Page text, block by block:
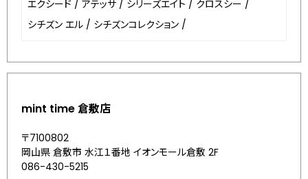
エクシード / アテッサ / シリーズエイト / クロスシー /
シチズン エル / シチズンコレクション /
mint time 倉敷店
〒7100802
岡山県 倉敷市 水江１番地 イオンモール倉敷 2F
086-430-5215